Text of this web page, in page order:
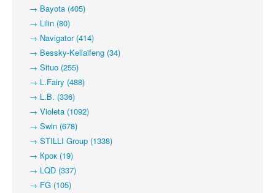
→ Bayota (405)
→ Lilin (80)
→ Navigator (414)
→ Bessky-Kellaifeng (34)
→ Situo (255)
→ L.Fairy (488)
→ L.B. (336)
→ Violeta (1092)
→ Swin (678)
→ STILLI Group (1338)
→ Крок (19)
→ LQD (337)
→ FG (105)